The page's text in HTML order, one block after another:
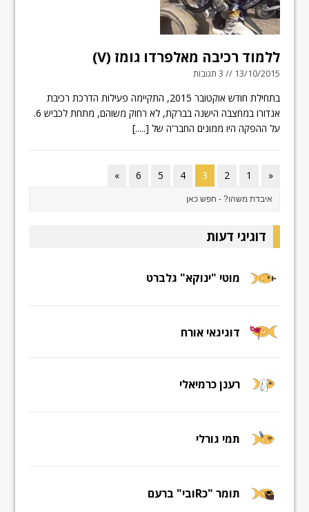
ללמוד רכיבה מאלפרדו גומז (V)
13/10/2015 // 3 תגובות
בתחילת חודש אוקטובר 2015, התקיימה פעילות הדרכת רכיבת
אנדורו במחצבה הישנה בברקת, לא רחוק משוהם, מתחת לכביש 6.
על ההפקה היו ממונים החבר'ה של [.....]
«
1
2
3
4
5
6
»
דוגיגי דעות
מוטי "ינוקא" גלברט
דוגיגאי אורח
רענן כרמיאלי
תמי גורלי
תומר "כRובי" ברעם